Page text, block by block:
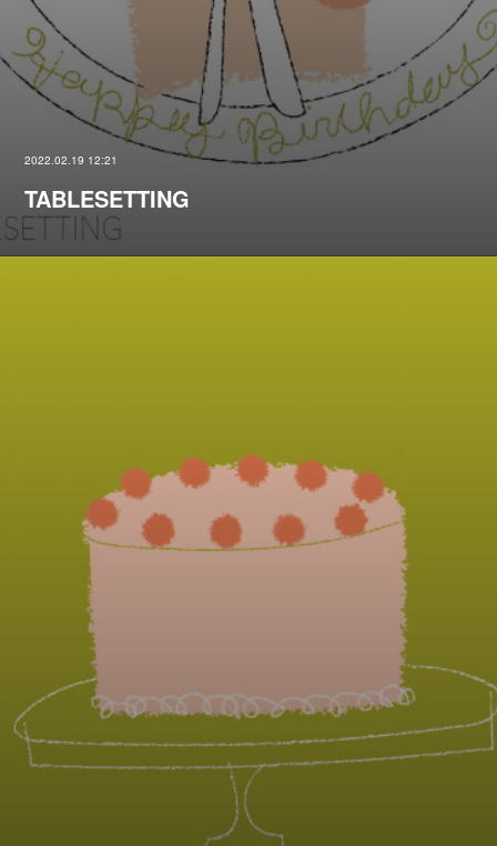
2022.02.19 12:21
TABLESETTING